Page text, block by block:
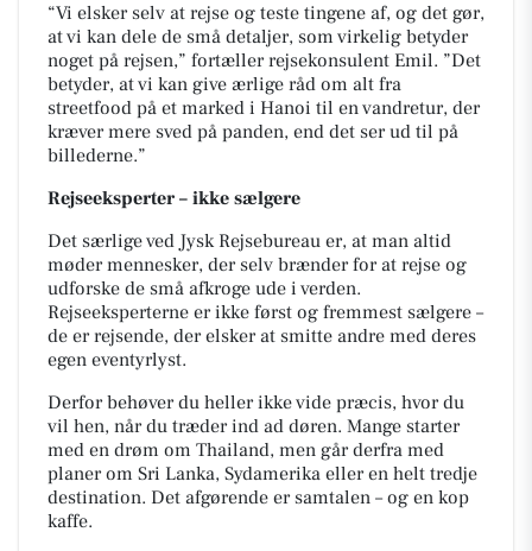
“Vi elsker selv at rejse og teste tingene af, og det gør,
at vi kan dele de små detaljer, som virkelig betyder
noget på rejsen,” fortæller rejsekonsulent Emil. ”Det
betyder, at vi kan give ærlige råd om alt fra
streetfood på et marked i Hanoi til en vandretur, der
kræver mere sved på panden, end det ser ud til på
billederne.”
Rejseeksperter – ikke sælgere
Det særlige ved Jysk Rejsebureau er, at man altid
møder mennesker, der selv brænder for at rejse og
udforske de små afkroge ude i verden.
Rejseeksperterne er ikke først og fremmest sælgere –
de er rejsende, der elsker at smitte andre med deres
egen eventyrlyst.
Derfor behøver du heller ikke vide præcis, hvor du
vil hen, når du træder ind ad døren. Mange starter
med en drøm om Thailand, men går derfra med
planer om Sri Lanka, Sydamerika eller en helt tredje
destination. Det afgørende er samtalen – og en kop
kaffe.